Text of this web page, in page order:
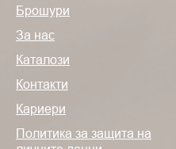
Брошури
За нас
Каталози
Контакти
Кариери
Политика за защита на